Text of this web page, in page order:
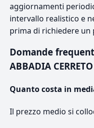
aggiornamenti
intervallo realistico e
prima di richiedere un
Domande
ABBADIA CERRETO
Quanto costa in
Il prezzo medio si